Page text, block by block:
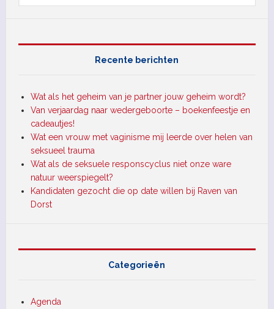
Recente berichten
Wat als het geheim van je partner jouw geheim wordt?
Van verjaardag naar wedergeboorte – boekenfeestje en
cadeautjes!
Wat een vrouw met vaginisme mij leerde over helen van
seksueel trauma
Wat als de seksuele responscyclus niet onze ware
natuur weerspiegelt?
Kandidaten gezocht die op date willen bij Raven van
Dorst
Categorieën
Agenda